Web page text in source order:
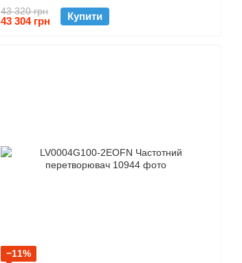
43 320 грн
43 304 грн Купити
−11%